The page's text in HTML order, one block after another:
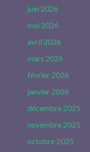
juin 2026
mai 2026
avril 2026
mars 2026
février 2026
janvier 2026
décembre 2025
novembre 2025
octobre 2025